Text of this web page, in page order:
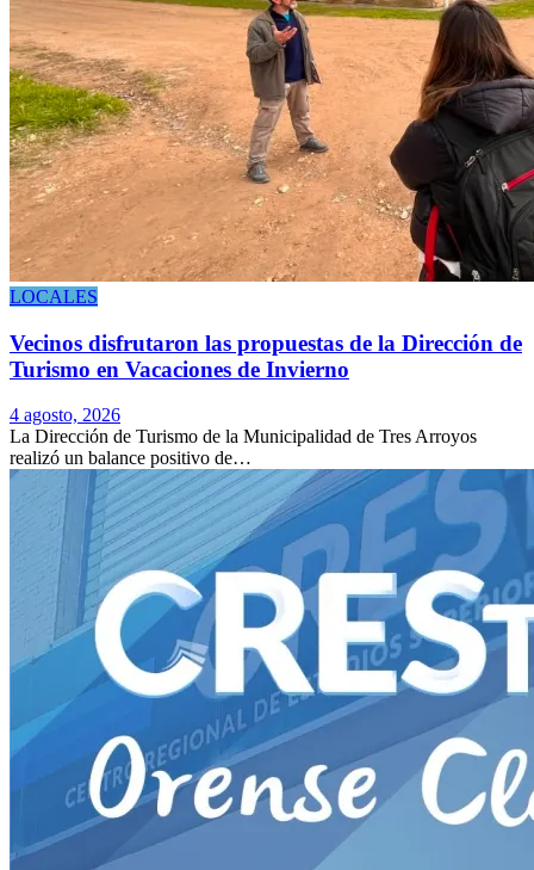
LOCALES
Vecinos disfrutaron las propuestas de la Dirección de
Turismo en Vacaciones de Invierno
4 agosto, 2026
La Dirección de Turismo de la Municipalidad de Tres Arroyos
realizó un balance positivo de…